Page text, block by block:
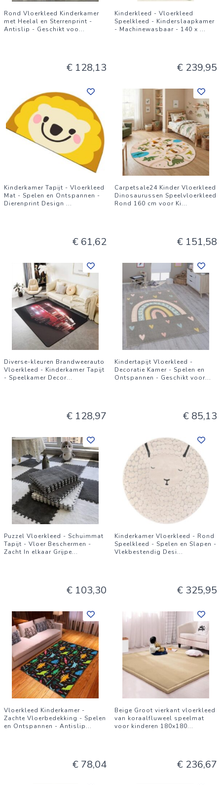
Rond Vloerkleed Kinderkamer
met Heelal en Sterrenprint -
Antislip - Geschikt voo...
€ 128,13
Kinderkleed - Vloerkleed
Speelkleed - Kinderslaapkamer
- Machinewasbaar - 140 x ...
€ 239,95
Kinderkamer Tapijt - Vloerkleed
Mat - Spelen en Ontspannen -
Dierenprint Design ...
€ 61,62
Carpetsale24 Kinder Vloerkleed
Dinosaurussen Speelvloerkleed
Rond 160 cm voor Ki...
€ 151,58
Diverse-kleuren Brandweerauto
Vloerkleed - Kinderkamer Tapijt
- Speelkamer Decor...
€ 128,97
Kindertapijt Vloerkleed -
Decoratie Kamer - Spelen en
Ontspannen - Geschikt voor...
€ 85,13
Puzzel Vloerkleed - Schuimmat
Tapijt - Vloer Beschermen -
Zacht In elkaar Grijpe...
€ 103,30
Kinderkamer Vloerkleed - Rond
Speelkleed - Spelen en Slapen -
Vlekbestendig Desi...
€ 325,95
Vloerkleed Kinderkamer -
Zachte Vloerbedekking - Spelen
en Ontspannen - Antislip...
€ 78,04
Beige Groot vierkant vloerkleed
van koraalfluweel speelmat
voor kinderen 180x180...
€ 236,67